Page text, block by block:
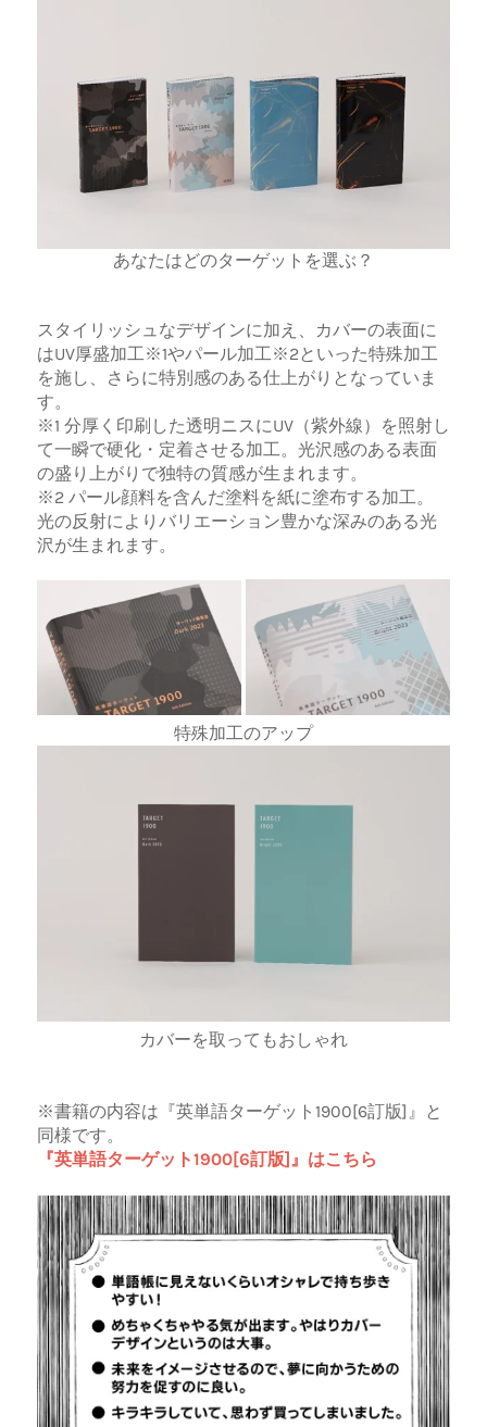
あなたはどのターゲットを選ぶ？
スタイリッシュなデザインに加え、カバーの表面に
はUV厚盛加工※1やパール加工※2といった特殊加工
を施し、さらに特別感のある仕上がりとなっていま
す。
※1 分厚く印刷した透明ニスにUV（紫外線）を照射し
て一瞬で硬化・定着させる加工。光沢感のある表面
の盛り上がりで独特の質感が生まれます。
※2 パール顔料を含んだ塗料を紙に塗布する加工。
光の反射によりバリエーション豊かな深みのある光
沢が生まれます。
特殊加工のアップ
カバーを取ってもおしゃれ
※書籍の内容は『英単語ターゲット1900[6訂版]』と
同様です。
『英単語ターゲット1900[6訂版]』はこちら